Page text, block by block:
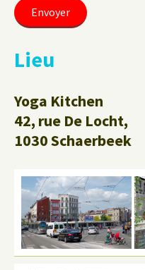
Lieu
Yoga Kitchen
42, rue De Locht,
1030 Schaerbeek